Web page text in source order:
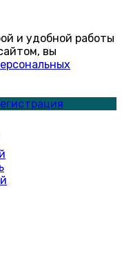
и удобной работы
вы